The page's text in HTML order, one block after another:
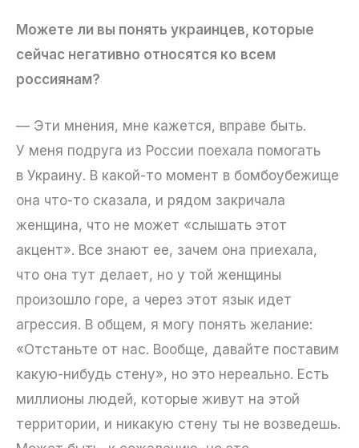
Можете ли вы понять украинцев, которые
сейчас негативно относятся ко всем
россиянам?
— Эти мнения, мне кажется, вправе быть.
У меня подруга из России поехала помогать
в Украину. В какой-то момент в бомбоубежище
она что-то сказала, и рядом закричала
женщина, что не может «слышать этот
акцент». Все знают ее, зачем она приехала,
что она тут делает, но у той женщины
произошло горе, а через этот язык идет
агрессия. В общем, я могу понять желание:
«Отстаньте от нас. Вообще, давайте поставим
какую-нибудь стену», но это нереально. Есть
миллионы людей, которые живут на этой
территории, и никакую стену ты не возведешь.